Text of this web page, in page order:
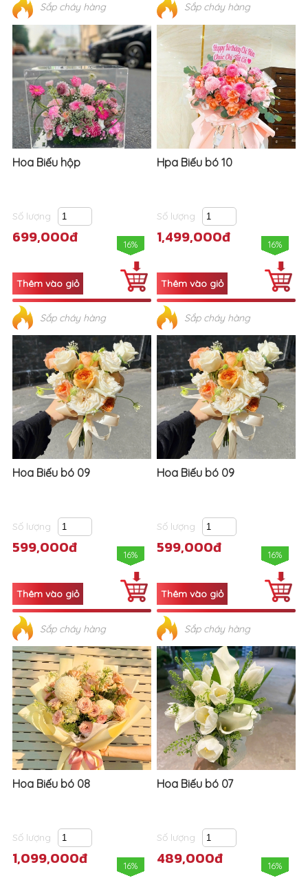
Sắp cháy hàng Sắp cháy hàng
Hoa Biếu hộp
Số lượng
699,000đ 16%
Sắp cháy hàng
Hpa Biếu bó 10
Số lượng
1,499,000đ 16%
Sắp cháy hàng
Hoa Biếu bó 09
Số lượng
599,000đ 16%
Sắp cháy hàng
Hoa Biếu bó 09
Số lượng
599,000đ 16%
Sắp cháy hàng
Hoa Biếu bó 08
Số lượng
1,099,000đ 16%
Hoa Biếu bó 07
Số lượng
489,000đ 16%